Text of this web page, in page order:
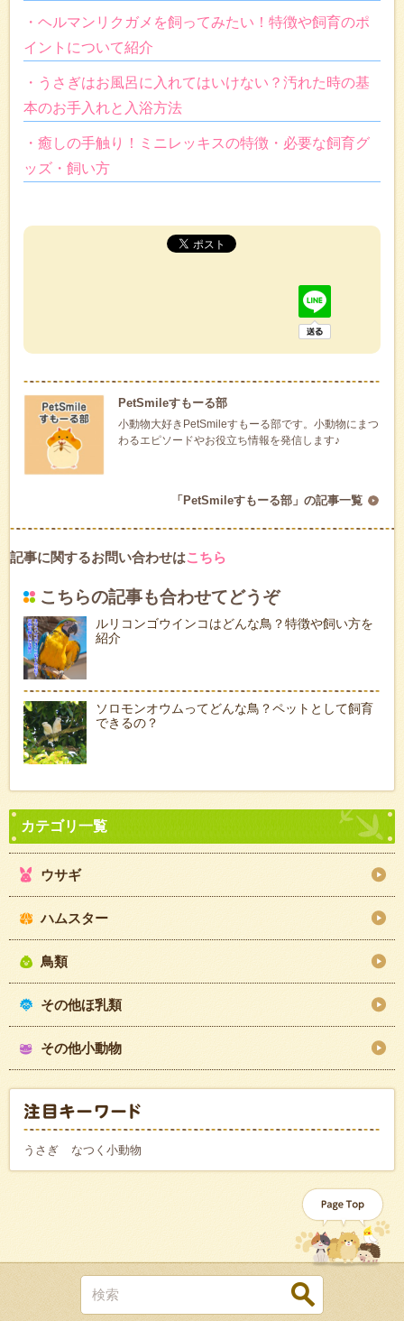
・ヘルマンリクガメを飼ってみたい！特徴や飼育のポ
イントについて紹介
・うさぎはお風呂に入れてはいけない？汚れた時の基
本のお手入れと入浴方法
・癒しの手触り！ミニレッキスの特徴・必要な飼育グ
ッズ・飼い方
PetSmileすもーる部
小動物大好きPetSmileすもーる部です。小動物にまつ
わるエピソードやお役立ち情報を発信します♪
「PetSmileすもーる部」の記事一覧
記事に関するお問い合わせはこちら
こちらの記事も合わせてどうぞ
ルリコンゴウインコはどんな鳥？特徴や飼い方を
紹介
ソロモンオウムってどんな鳥？ペットとして飼育
できるの？
ウサギ
ハムスター
鳥類
その他ほ乳類
その他小動物
うさぎ なつく小動物